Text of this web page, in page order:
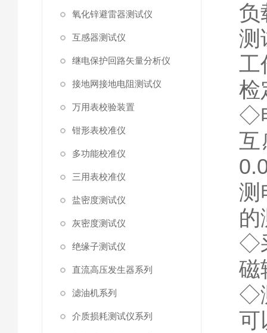
氧化锌避雷器测试仪
互感器测试仪
继电保护回路矢量分析仪
接地网接地电阻测试仪
万用表校验装置
钳形表校准仪
多功能校准仪
三用表校准仪
盐密度测试仪
灰密度测试仪
绝缘子测试仪
直流高压发生器系列
滤油机系列
介质损耗测试仪系列
负
测
工
检
◇
互
测
的
◇
磁
◇
可